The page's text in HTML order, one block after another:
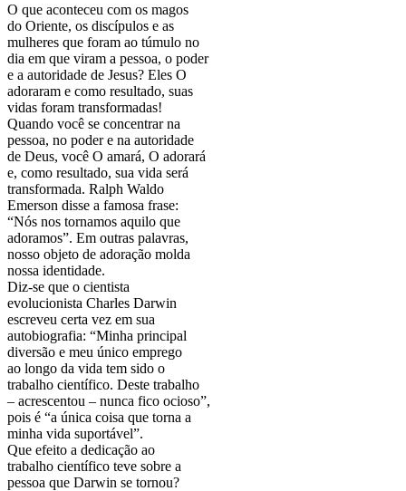
O que aconteceu com os magos
do Oriente, os discípulos e as
mulheres que foram ao túmulo no
dia em que viram a pessoa, o poder
e a autoridade de Jesus? Eles O
adoraram e como resultado, suas
vidas foram transformadas!
Quando você se concentrar na
pessoa, no poder e na autoridade
de Deus, você O amará, O adorará
e, como resultado, sua vida será
transformada. Ralph Waldo
Emerson disse a famosa frase:
“Nós nos tornamos aquilo que
adoramos”. Em outras palavras,
nosso objeto de adoração molda
nossa identidade.
Diz-se que o cientista
evolucionista Charles Darwin
escreveu certa vez em sua
autobiografia: “Minha principal
diversão e meu único emprego
ao longo da vida tem sido o
trabalho científico. Deste trabalho
– acrescentou – nunca fico ocioso”,
pois é “a única coisa que torna a
minha vida suportável”.
Que efeito a dedicação ao
trabalho científico teve sobre a
pessoa que Darwin se tornou?